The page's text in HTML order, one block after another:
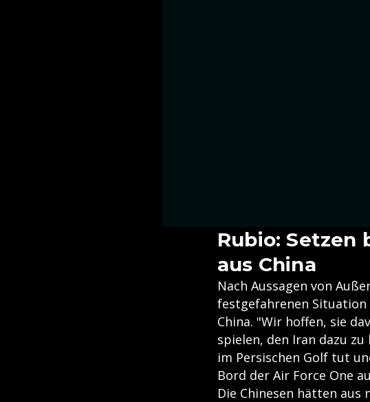
Rubio: Setzen
aus China
Nach Aussagen von
festgefahrenen
China. "Wir hoffen, sie
spielen, den Iran dazu
im Persischen Golf tut
Bord der Air Force One
Die Chinesen hätten aus